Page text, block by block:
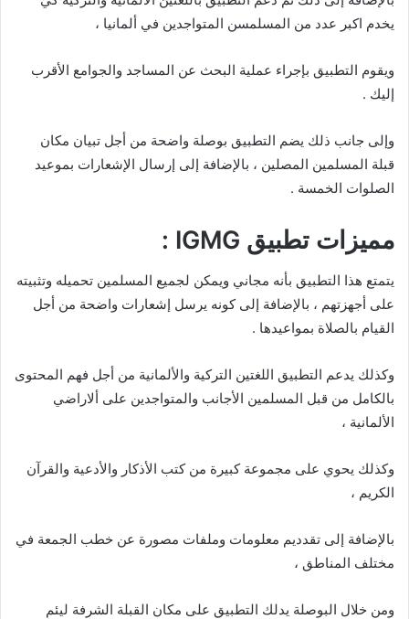
يخدم اكبر عدد من المسلمسن المتواجدين في ألمانيا ،
ويقوم التطبيق بإجراء عملية البحث عن المساجد والجوامع الأقرب
إليك .
وإلى جانب ذلك يضم التطبيق بوصلة واضحة من أجل تبيان مكان
قبلة المسلمين المصلين ، بالإضافة إلى إرسال الإشعارات بموعيد
الصلوات الخمسة .
مميزات تطبيق IGMG :
يتمتع هذا التطبيق بأنه مجاني ويمكن لجميع المسلمين تحميله وتثبيته
على أجهزتهم ، بالإضافة إلى كونه يرسل إشعارات واضحة من أجل
القيام بالصلاة بمواعيدها .
وكذلك يدعم التطبيق اللغتين التركية والألمانية من أجل فهم المحتوى
بالكامل من قبل المسلمين الأجانب والمتواجدين على ألاراضي
الألمانية ،
وكذلك يحوي على مجموعة كبيرة من كتب الأذكار والأدعية والقرآن
الكريم ،
بالإضافة إلى تقدديم معلومات وملفات مصورة عن خطب الجمعة في
مختلف المناطق ،
ومن خلال البوصلة يدلك التطبيق على مكان القبلة الشرفة ليئم